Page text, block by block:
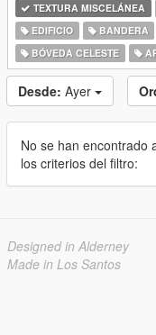
TEXTURA MISCELÁNEA
EDIFICIO
BANDERA
BÓVEDA CELESTE
Desde: Ayer
No se han encontrado
los criterios del filtro:
Designed in Alderney
Made in Los Santos